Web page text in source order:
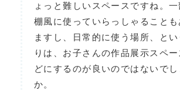
ょっと難しいスペースですね。一
棚風に使っていらっしゃることも
ますし、日常的に使う場所、とい
りは、お子さんの作品展示スペー
どにするのが良いのではないでし
か。